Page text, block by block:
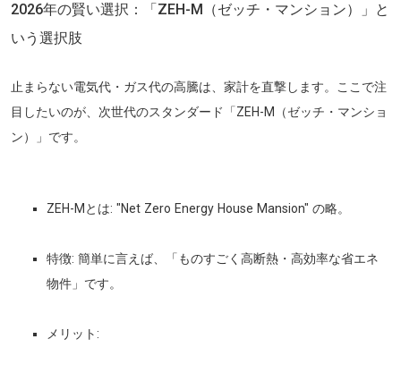
2026年の賢い選択：「ZEH-M（ゼッチ・マンション）」と
いう選択肢
止まらない電気代・ガス代の高騰は、家計を直撃します。ここで注
目したいのが、次世代のスタンダード「ZEH-M（ゼッチ・マンショ
ン）」です。
ZEH-Mとは: "Net Zero Energy House Mansion" の略。
特徴: 簡単に言えば、「ものすごく高断熱・高効率な省エネ
物件」です。
メリット: